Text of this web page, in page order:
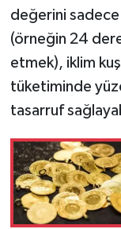
değerini
(örneğin 24
etmek), iklim
tüketiminde
tasarruf